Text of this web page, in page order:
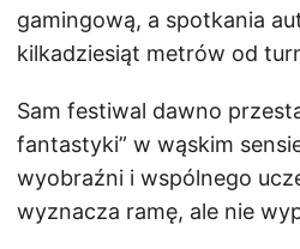
gamingową, a spotkania
kilkadziesiąt metrów od
Sam festiwal dawno
fantastyki” w wąskim
wyobraźni i wspólnego
wyznacza ramę, ale nie